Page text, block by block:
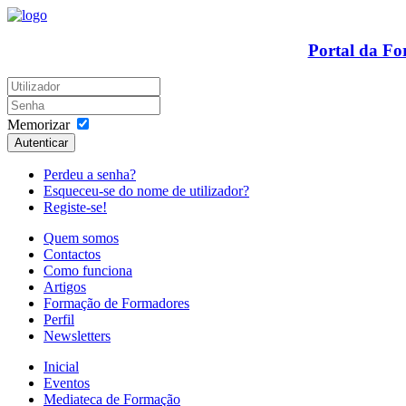
Portal da
Memorizar
Autenticar
Perdeu a senha?
Esqueceu-se do nome de utilizador?
Registe-se!
Quem somos
Contactos
Como funciona
Artigos
Formação de Formadores
Perfil
Newsletters
Inicial
Eventos
Mediateca de Formação